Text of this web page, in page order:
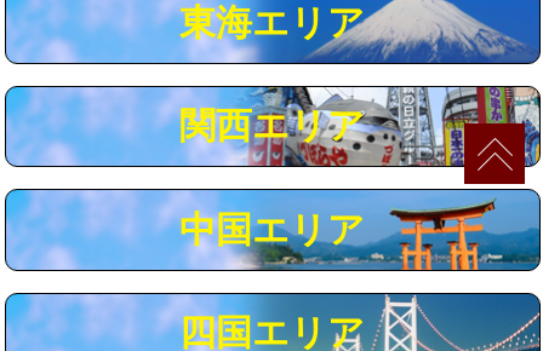
コンクリート斫り（厚さ10㎝まで） 27,500円
コンクリート斫り（厚さ10㎝超え） 38,500円
モルタル補修（厚さ10㎝まで） 27,500円
追加人工 16,500円
※給水管工事は20mmまでの価格です。
東海エリア
関西エリア
中国エリア
四国エリア